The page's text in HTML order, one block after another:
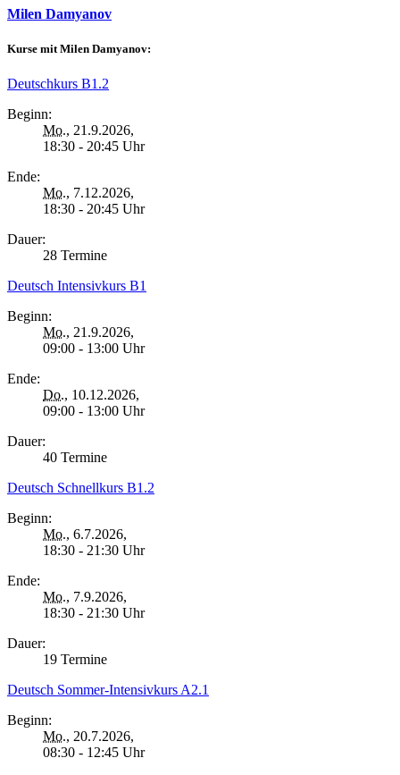
Milen Damyanov
Kurse mit Milen Damyanov:
Deutschkurs B1.2
Beginn:
Mo., 21.9.2026,
18:30 - 20:45 Uhr
Ende:
Mo., 7.12.2026,
18:30 - 20:45 Uhr
Dauer:
28 Termine
Deutsch Intensivkurs B1
Beginn:
Mo., 21.9.2026,
09:00 - 13:00 Uhr
Ende:
Do., 10.12.2026,
09:00 - 13:00 Uhr
Dauer:
40 Termine
Deutsch Schnellkurs B1.2
Beginn:
Mo., 6.7.2026,
18:30 - 21:30 Uhr
Ende:
Mo., 7.9.2026,
18:30 - 21:30 Uhr
Dauer:
19 Termine
Deutsch Sommer-Intensivkurs A2.1
Beginn:
Mo., 20.7.2026,
08:30 - 12:45 Uhr